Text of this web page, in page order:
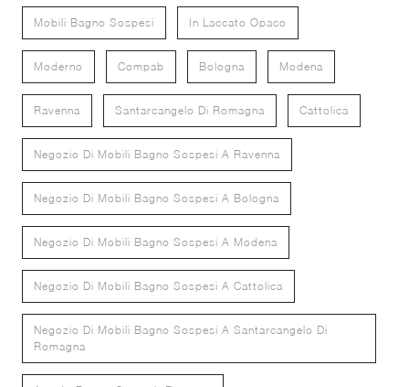
Mobili Bagno Sospesi In Laccato Opaco
Moderno Compab Bologna Modena
Ravenna Santarcangelo Di Romagna Cattolica
Negozio Di Mobili Bagno Sospesi A Ravenna
Negozio Di Mobili Bagno Sospesi A Bologna
Negozio Di Mobili Bagno Sospesi A Modena
Negozio Di Mobili Bagno Sospesi A Cattolica
Negozio Di Mobili Bagno Sospesi A Santarcangelo Di
Romagna